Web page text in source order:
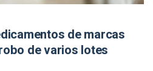
de marcas
de varios lotes